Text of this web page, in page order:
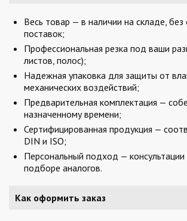
Весь товар — в наличии на складе,
поставок;
Профессиональная резка под ваши
листов, полос);
Надежная упаковка для защиты от
механических воздействий;
Предварительная комплектация —
назначенному времени;
Сертифицированная продукция —
DIN и ISO;
Персональный подход —
подборе аналогов.
Как оформить заказ